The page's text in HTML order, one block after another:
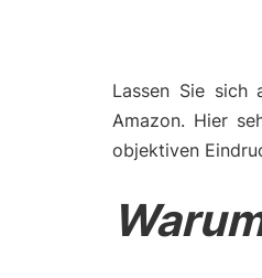
Lassen Sie sich
Amazon. Hier
objektiven